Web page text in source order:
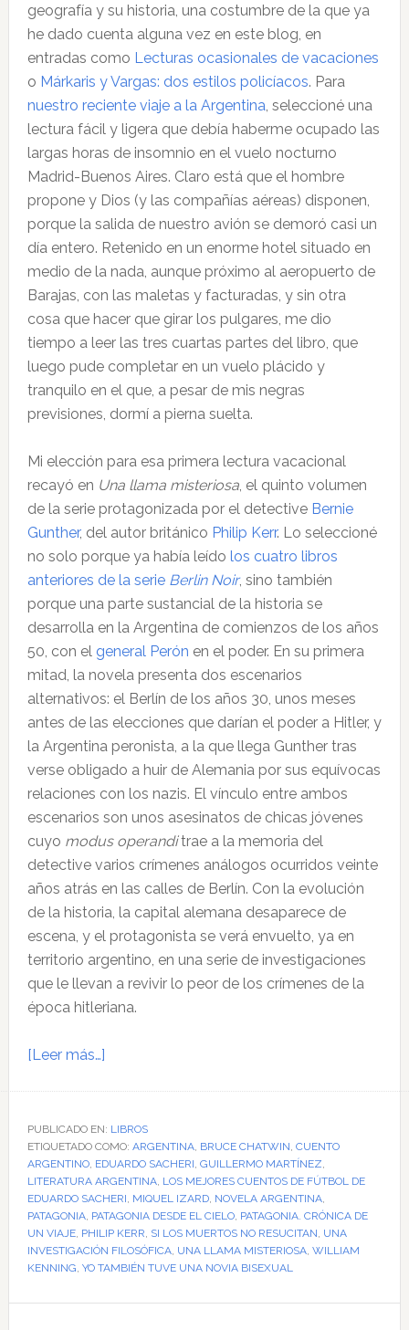
geografía y su historia, una costumbre de la que ya
he dado cuenta alguna vez en este blog, en
entradas como Lecturas ocasionales de vacaciones
o Márkaris y Vargas: dos estilos policíacos. Para
nuestro reciente viaje a la Argentina , seleccioné una
lectura fácil y ligera que debía haberme ocupado las
largas horas de insomnio en el vuelo nocturno
Madrid-Buenos Aires. Claro está que el hombre
propone y Dios (y las compañías aéreas) disponen,
porque la salida de nuestro avión se demoró casi un
día entero. Retenido en un enorme hotel situado en
medio de la nada, aunque próximo al aeropuerto de
Barajas, con las maletas y facturadas, y sin otra
cosa que hacer que girar los pulgares, me dio
tiempo a leer las tres cuartas partes del libro, que
luego pude completar en un vuelo plácido y
tranquilo en el que, a pesar de mis negras
previsiones, dormí a pierna suelta.
Mi elección para esa primera lectura vacacional
recayó en Una llama misteriosa, el quinto volumen
de la serie protagonizada por el detective Bernie
Gunther, del autor británico Philip Kerr. Lo seleccioné
no solo porque ya había leído los cuatro libros
anteriores de la serie Berlin Noir, sino también
porque una parte sustancial de la historia se
desarrolla en la Argentina de comienzos de los años
50, con el general Perón en el poder. En su primera
mitad, la novela presenta dos escenarios
alternativos: el Berlín de los años 30, unos meses
antes de las elecciones que darían el poder a Hitler, y
la Argentina peronista, a la que llega Gunther tras
verse obligado a huir de Alemania por sus equívocas
relaciones con los nazis. El vínculo entre ambos
escenarios son unos asesinatos de chicas jóvenes
cuyo modus operanditrae a la memoria del
detective varios crímenes análogos ocurridos veinte
años atrás en las calles de Berlín. Con la evolución
de la historia, la capital alemana desaparece de
escena, y el protagonista se verá envuelto, ya en
territorio argentino, en una serie de investigaciones
que le llevan a revivir lo peor de los crímenes de la
época hitleriana.
[Leer más…]acerca
libros
y
librerías
(más
o
menos)
argentinos
PUBLICADO EN: LIBROS
ETIQUETADO COMO: ARGENTINA, BRUCE CHATWIN CUENTO
ARGENTINO, EDUARDO SACHERI GUILLERMO MARTÍNEZ
LITERATURA ARGENTINA, LOS MEJORES CUENTOS DE FÚTBOL DE
EDUARDO SACHERI MIQUEL IZARD, NOVELA ARGENTINA,
PATAGONIA, PATAGONIA DESDE EL CIELO, PATAGONIA. CRÓNICA DE
UN VIAJE, PHILIP KERR SI LOS MUERTOS NO RESUCITAN UNA
INVESTIGACIÓN FILOSÓFICA, UNA LLAMA MISTERIOSA, WILLIAM
KENNING YO TAMBIÉN TUVE UNA NOVIA BISEXUAL